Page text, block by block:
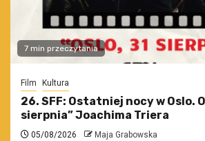
7 min przeczytania
Film Kultura
26. SFF: Ostatniej nocy w Oslo. O
sierpnia” Joachima Triera
05/08/2026 Maja Grabowska